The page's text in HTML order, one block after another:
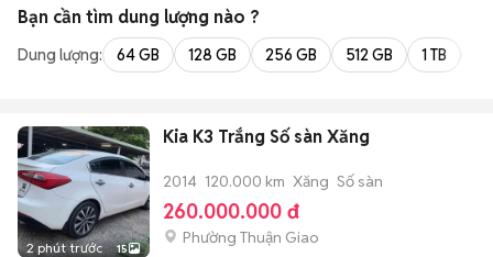
Bạn cần tìm dung lượng nào ?
Dung lượng: 64 GB 128 GB 256 GB 512 GB 1 TB
2 phút trước 15
Kia K3 Trắng Số sàn Xăng
2014 120.000 km Xăng Số sàn
260.000.000 đ
Phường Thuận Giao